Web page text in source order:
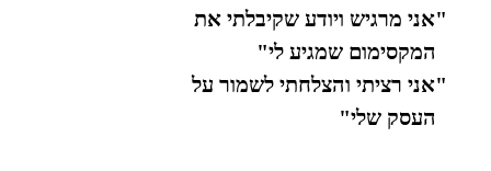
"אני מרגיש ויודע שקיבלתי את
המקסימום שמגיע לי"
"אני רציתי והצלחתי לשמור על
העסק שלי"